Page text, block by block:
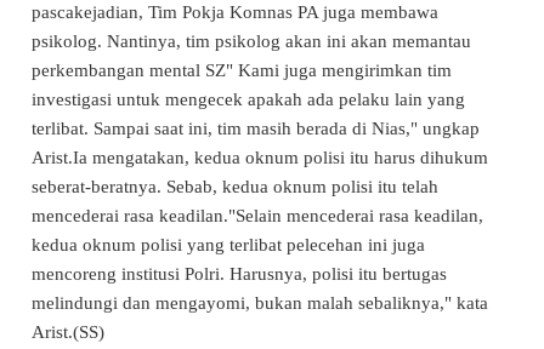
pascakejadian, Tim Pokja Komnas PA juga membawa
psikolog. Nantinya, tim psikolog akan ini akan memantau
perkembangan mental SZ" Kami juga mengirimkan tim
investigasi untuk mengecek apakah ada pelaku lain yang
terlibat. Sampai saat ini, tim masih berada di Nias," ungkap
Arist.Ia mengatakan, kedua oknum polisi itu harus dihukum
seberat-beratnya. Sebab, kedua oknum polisi itu telah
mencederai rasa keadilan."Selain mencederai rasa keadilan,
kedua oknum polisi yang terlibat pelecehan ini juga
mencoreng institusi Polri. Harusnya, polisi itu bertugas
melindungi dan mengayomi, bukan malah sebaliknya," kata
Arist.(SS)